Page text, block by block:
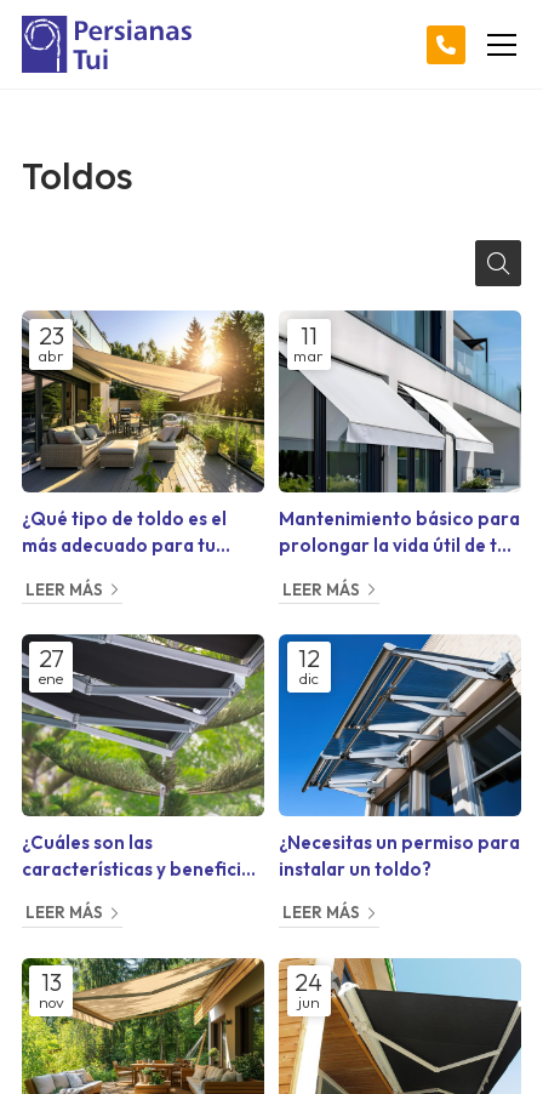
Toldos
23
abr
¿Qué tipo de toldo es el
más adecuado para tu
LEER MÁS
11
mar
Mantenimiento básico para
prolongar la vida útil de tu
LEER MÁS
27
ene
¿Cuáles son las
características y beneficios
LEER MÁS
12
dic
¿Necesitas un permiso para
instalar un toldo?
LEER MÁS
13
nov
24
jun